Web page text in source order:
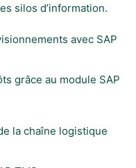
silos d’information.
avec SAP
grâce au module SAP
la chaîne logistique